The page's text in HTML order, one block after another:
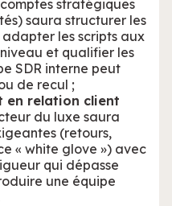
stratégiques
saura structurer les
les scripts aux
et qualifier les
SDR interne peut
de recul ;
en relation client
du luxe saura
(retours,
« white glove ») avec
qui dépasse
une équipe